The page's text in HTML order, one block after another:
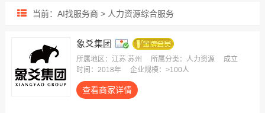
人力资源外包
业务/岗位外包
雇主责任险
当前：AI找服务商 > 人力资源综合服务
象爻集团
所属地区：江苏 苏州 所属分类：人力资源
成立
时间：2018年
企业规模：>100人
查看商家详情